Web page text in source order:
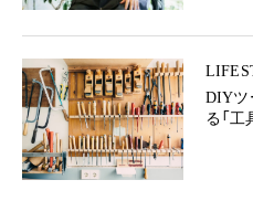
DIYツ
る「工